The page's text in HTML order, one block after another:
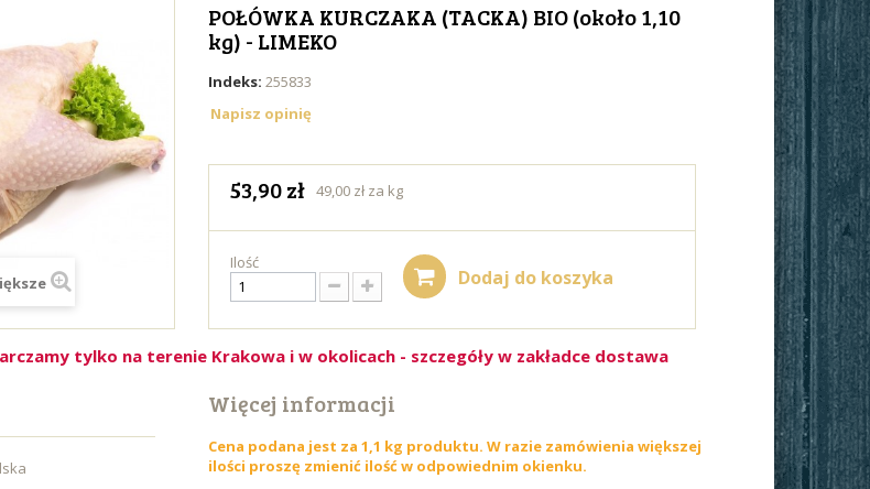
POŁÓWKA KURCZAKA (TACKA) BIO (około 1,10
kg) - LIMEKO
Indeks: 255833
Napisz opinię
53,90 zł 49,00 zł za kg
Ilość
Dodaj do koszyka
tylko na terenie Krakowa i w okolicach - szczegóły w zakładce dostawa
Więcej informacji
Cena podana jest za 1,1 kg produktu. W razie zamówienia większej
ilości proszę zmienić ilość w odpowiednim okienku.